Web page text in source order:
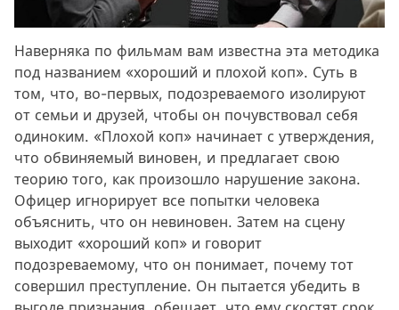
Наверняка по фильмам вам известна эта методика
под названием «хороший и плохой коп». Суть в
том, что, во-первых, подозреваемого изолируют
от семьи и друзей, чтобы он почувствовал себя
одиноким. «Плохой коп» начинает с утверждения,
что обвиняемый виновен, и предлагает свою
теорию того, как произошло нарушение закона.
Офицер игнорирует все попытки человека
объяснить, что он невиновен. Затем на сцену
выходит «хороший коп» и говорит
подозреваемому, что он понимает, почему тот
совершил преступление. Он пытается убедить в